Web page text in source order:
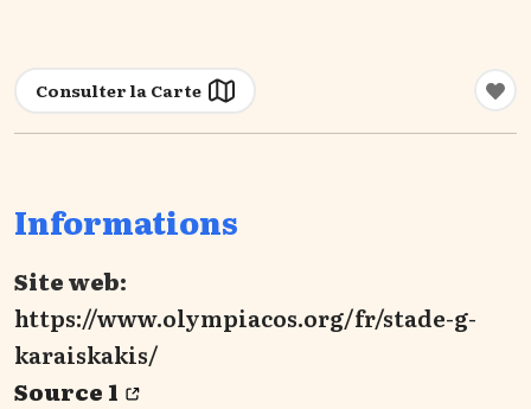
Consulter la Carte
Informations
Site web:
https://www.olympiacos.org/fr/stade-g-
karaiskakis/
Source 1